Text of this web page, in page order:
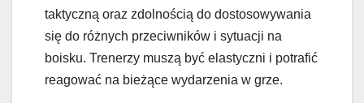
taktyczną oraz zdolnością do dostosowywania
się do różnych przeciwników i sytuacji na
boisku. Trenerzy muszą być elastyczni i potrafić
reagować na bieżące wydarzenia w grze.